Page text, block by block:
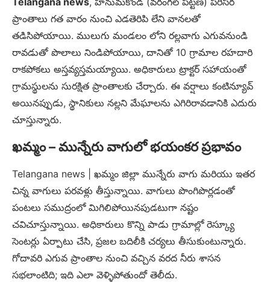
ప్రాంతాలు గత వారం నుంచి ఎడతెరిపి లేని వానలతో
తడిసిపోయాయి. ములుగు మండలం లోని రల్లవాగు ఎగువనుండి
రావడుతో పొలాలు నిండిపోయాయి, దానితో 10 గ్రామాల రహదారి
రాకపోకలు అస్తవ్యస్తమయ్యాయి. అధికారులు ట్రాక్టర్ సహాయంతో
గ్రామస్థులను సురక్షిత ప్రాంతాలకు చేర్చారు. ఈ వర్షాలు కంటిన్యూవ్
అయినప్పుడు, స్థానికులు నల్లని మేఘాలను ఎగిరిరావడానికి ఎదురు
చూస్తున్నారు.
ఖమ్మం – మున్నేరు వాగులో భయంకర ప్రభావం
Telangana news | ఖమ్మం జిల్లా మున్నేరు వాగు మరియు ఇతర
చిన్న వాగులు పరవళ్లు తీస్తున్నాయి. వాగులు పొంగిపొర్లడంతో
పంటలు సముద్రంలో మిగిలిపోయినపుడటుగా నష్టం
చవిచూస్తున్నాయి. అధికారులు కొన్ని పాడు గ్రామాల్లో రెస్క్యూ
సెంటర్లు ఏర్పాటు చేసి, ప్రజల బదిలీకి చర్యలు తీసుకుంటున్నారు.
గోదావరి ఎగువ ప్రాంతాల నుంచి వచ్చిన వరద నీరు శాసన
సభలాంటిది; ఇది ఎలా వెళ్ళిపోతుందో తెలీదు.